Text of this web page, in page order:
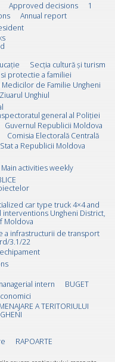
Approved decisions
1
Annual report
Secția cultură și turism
protectie a familiei
Medicilor de Familie Ungheni
Ziuarul Unghiul
general al Poliției
Guvernul Republicii Moldova
Comisia Electorală Centrală
a Republicii Moldova
Main activities weekly
car type truck 4×4 and
Ungheni District,
Moldova
a infrastructurii de transport
3.1/22
intern
BUGET
A TERITORIULUI
RAPOARTE